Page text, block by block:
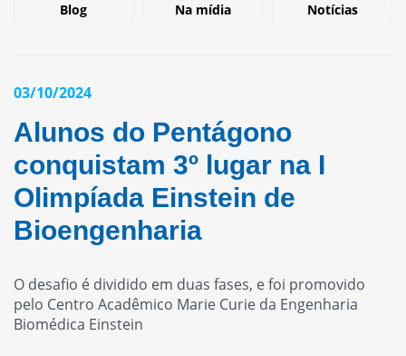
Blog Na mídia Notícias
03/10/2024
Alunos do Pentágono
conquistam 3º lugar na I
Olimpíada Einstein de
Bioengenharia
O desafio é dividido em duas fases, e foi promovido
pelo Centro Acadêmico Marie Curie da Engenharia
Biomédica Einstein